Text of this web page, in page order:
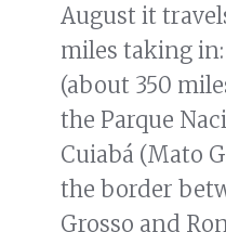
August it
miles taking
(about 350
the Parque
Cuiabá (Mato
the border
Grosso and